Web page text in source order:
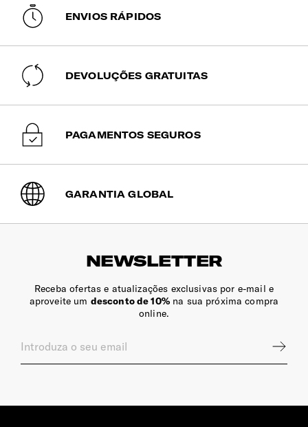
4. Introduza o seu email. Pode registar-se ou
continuar sem registo.
6. Introduza os dados para faturação e entrega e
selecione o método de pagamento.
encomenda e pague.
ENVIOS RÁPIDOS
DEVOLUÇÕES GRATUITAS
PAGAMENTOS SEGUROS
GARANTIA GLOBAL
NEWSLETTER
Receba ofertas e atualizações exclusivas por e-mail e
aproveite um desconto de 10%na sua próxima compra
online.